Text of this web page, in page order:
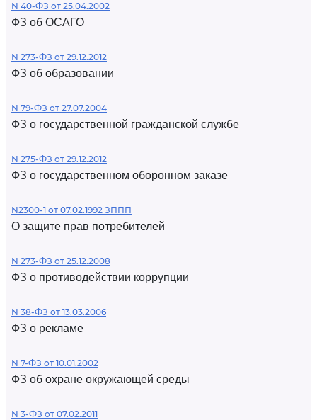
N 40-ФЗ от 25.04.2002
ФЗ об ОСАГО
N 273-ФЗ от 29.12.2012
ФЗ об образовании
N 79-ФЗ от 27.07.2004
ФЗ о государственной гражданской службе
N 275-ФЗ от 29.12.2012
ФЗ о государственном оборонном заказе
N2300-1 от 07.02.1992 ЗППП
О защите прав потребителей
N 273-ФЗ от 25.12.2008
ФЗ о противодействии коррупции
N 38-ФЗ от 13.03.2006
ФЗ о рекламе
N 7-ФЗ от 10.01.2002
ФЗ об охране окружающей среды
N 3-ФЗ от 07.02.2011